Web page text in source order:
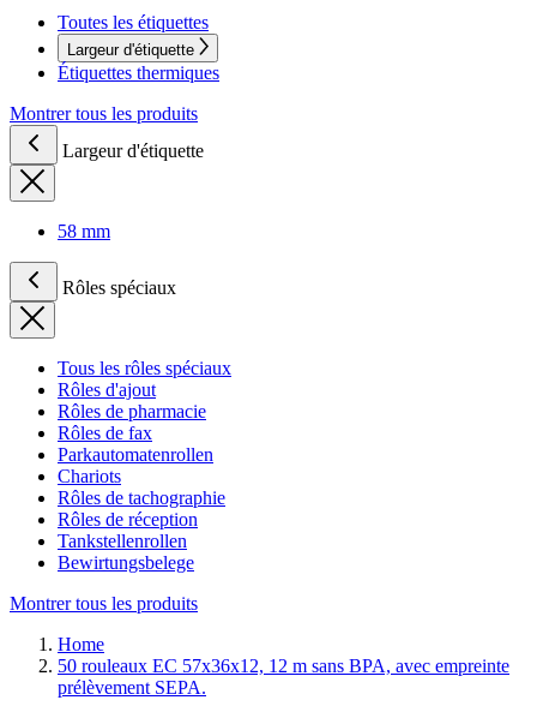
Toutes les étiquettes
Largeur d'étiquette
Étiquettes thermiques
Montrer tous les produits
Largeur d'étiquette
58 mm
Rôles spéciaux
Tous les rôles spéciaux
Rôles d'ajout
Rôles de pharmacie
Rôles de fax
Parkautomatenrollen
Chariots
Rôles de tachographie
Rôles de réception
Tankstellenrollen
Bewirtungsbelege
Montrer tous les produits
Home
50 rouleaux EC 57x36x12, 12 m sans BPA, avec empreinte
prélèvement SEPA.